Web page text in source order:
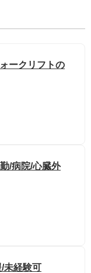
ークリフトの
/病院/心臓外
未経験可